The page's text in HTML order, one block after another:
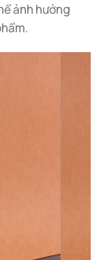
ảnh hưởng